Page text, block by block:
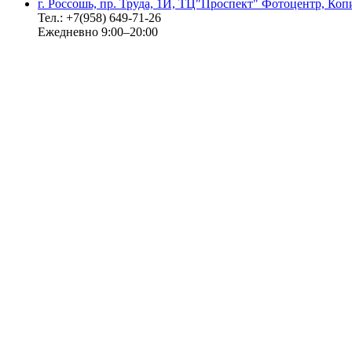
г. Россошь, пр. Труда, 1И, ТЦ"Проспект" Фотоцентр,
Тел.: +7(958) 649-71-26
Ежедневно 9:00–20:00